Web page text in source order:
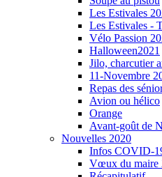
Les Estivales
Les Estivales -
Vélo Passion
Halloween2021
Jilo, charcutier
11-Novembre
Repas des
Avion ou hélico
Orange
Avant-goût de
Nouvelles 2020
Infos COVID-
Vœux du maire